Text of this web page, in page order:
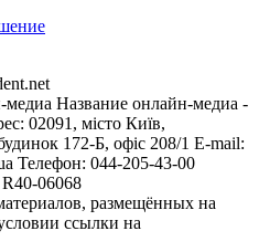
медиа Название онлайн-медиа -
02091, місто Київ,
172-Б, офіс 208/1 E-mail:
Телефон: 044-205-43-00
06068
размещённых на
ссылки на